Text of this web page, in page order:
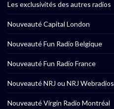
Les exclusivités des autres radios
Nouveauté Capital London
Nouveauté Fun Radio Belgique
Nouveauté Fun Radio France
Nouveauté NRJ ou NRJ Webradios
Nouveauté Virgin Radio Montréal